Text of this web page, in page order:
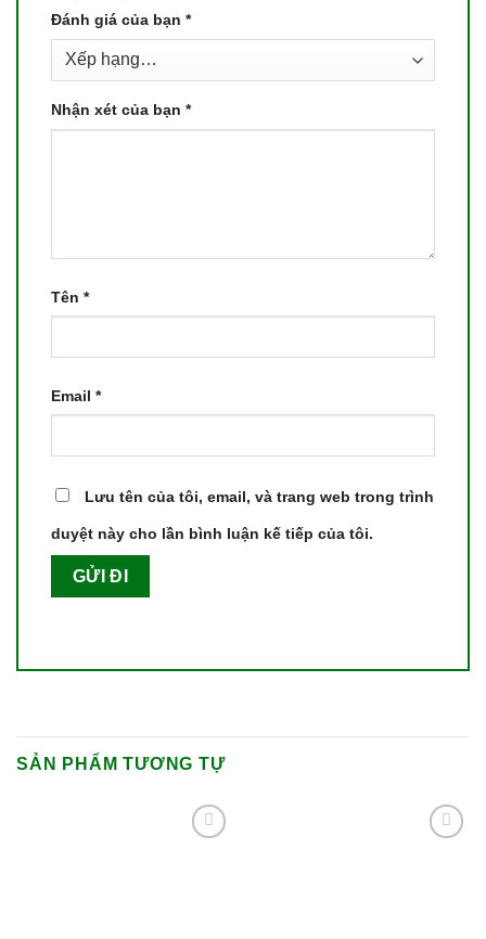
Đánh giá của bạn *
Nhận xét của bạn *
Tên *
Email *
Lưu tên của tôi, email, và trang web trong trình
duyệt này cho lần bình luận kế tiếp của tôi.
SẢN PHẨM TƯƠNG TỰ